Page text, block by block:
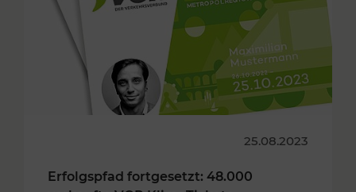
25.08.2023
Erfolgspfad fortgesetzt: 48.000